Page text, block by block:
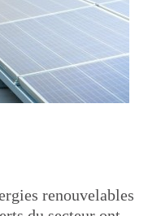
renouvelables